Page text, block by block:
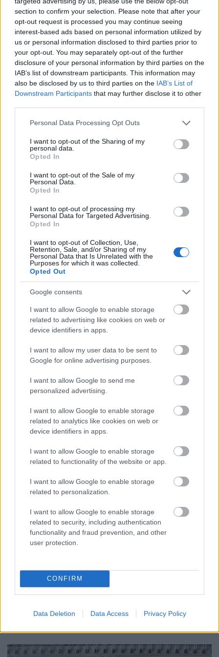
section to confirm your selection. Please note that after your
opt-out request is processed you may continue seeing
interest-based ads based on personal information utilized by
us or personal information disclosed to third parties prior to
your opt-out. You may separately opt-out of the further
disclosure of your personal information by third parties on the
IAB’s list of downstream participants. This information may
also be disclosed by us to third parties on the IAB’s List of
Downstream Participants that may further disclose it to other
Please note that this website/app uses one or more Google
not limited to your visit or usage behaviour. You may click to
grant or deny consent to Google and its third-party tags to
use your data for below specified purposes in below Google
consent section.
Personal Data Processing Opt Outs
I want to opt-out of the Sharing of my
personal data.
Opted In
I want to opt-out of the Sale of my
Personal Data.
Opted In
I want to opt-out of processing my
Personal Data for Targeted Advertising.
Opted In
I want to opt-out of Collection, Use,
Retention, Sale, and/or Sharing of my
Personal Data that Is Unrelated with the
Purposes for which it was collected.
Opted Out
Google consents
I want to allow Google to enable storage
related to advertising like cookies on web or
device identifiers in apps.
I want to allow my user data to be sent to
Google for online advertising purposes.
I want to allow Google to send me
personalized advertising.
I want to allow Google to enable storage
related to analytics like cookies on web or
device identifiers in apps.
I want to allow Google to enable storage
related to functionality of the website or app.
I want to allow Google to enable storage
related to personalization.
I want to allow Google to enable storage
related to security, including authentication
functionality and fraud prevention, and other
user protection.
CONFIRM
Data Deletion Data Access Privacy Policy
3.